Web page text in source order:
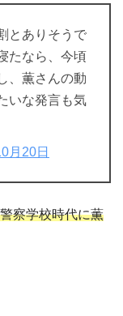
とありそうで
たなら、今頃
、薫さんの動
いな発言も気
月20日
警察学校時代に薫